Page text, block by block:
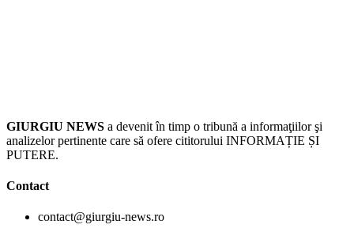
GIURGIU NEWS a devenit în timp o tribună a informaţiilor şi
analizelor pertinente care să ofere cititorului INFORMAȚIE ȘI
PUTERE.
Contact
contact@giurgiu-news.ro